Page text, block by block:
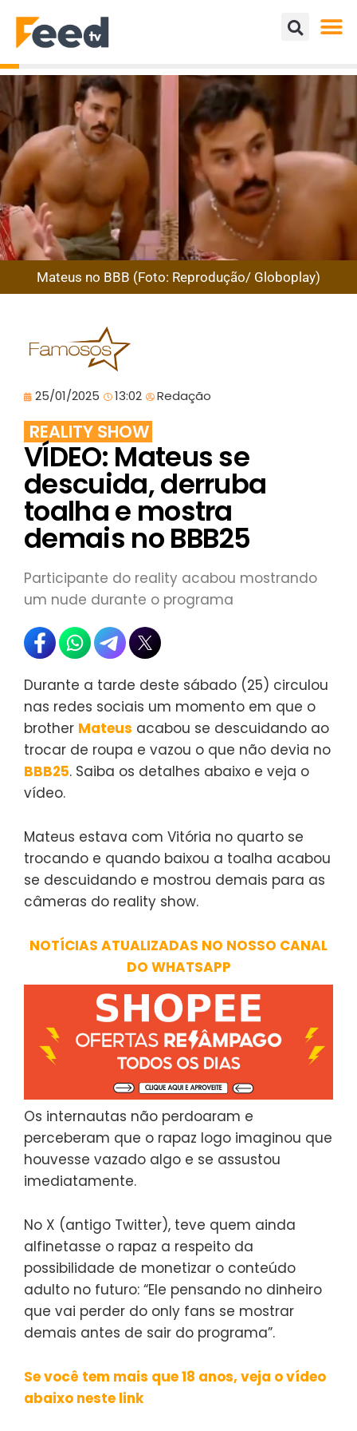
Mateus no BBB (Foto: Reprodução/ Globoplay)
25/01/2025 13:02 Redação
REALITY SHOW
VÍDEO: Mateus se
descuida, derruba
toalha e mostra
demais no BBB25
Participante do reality acabou mostrando
um nude durante o programa
Durante a tarde deste sábado (25) circulou
nas redes sociais um momento em que o
brother Mateus acabou se descuidando ao
trocar de roupa e vazou o que não devia no
BBB25. Saiba os detalhes abaixo e veja o
vídeo.
Mateus estava com Vitória no quarto se
trocando e quando baixou a toalha acabou
se descuidando e mostrou demais para as
câmeras do reality show.
NOTÍCIAS ATUALIZADAS NO NOSSO CANAL
DO WHATSAPP
Os internautas não perdoaram e
perceberam que o rapaz logo imaginou que
houvesse vazado algo e se assustou
imediatamente.
No X (antigo Twitter), teve quem ainda
alfinetasse o rapaz a respeito da
possibilidade de monetizar o conteúdo
adulto no futuro: “Ele pensando no dinheiro
que vai perder do only fans se mostrar
demais antes de sair do programa”.
Se você tem mais que 18 anos, veja o vídeo
abaixo neste link